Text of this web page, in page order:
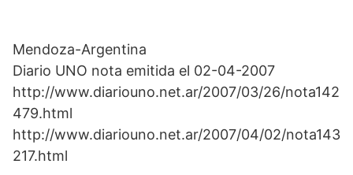
Mendoza-Argentina
Diario UNO nota emitida el 02-04-2007
http://www.diariouno.net.ar/2007/03/26/nota142
479.html
http://www.diariouno.net.ar/2007/04/02/nota143
217.html